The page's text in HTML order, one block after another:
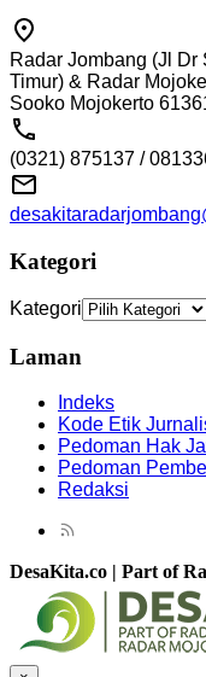
Radar Jombang (Jl
Timur) & Radar
Sooko Mojokerto
(0321) 875137 /
Kategori
Kategori
Laman
Indeks
Kode Etik
Pedoman Hak
Pedoman
Redaksi
DesaKita.co | Part of